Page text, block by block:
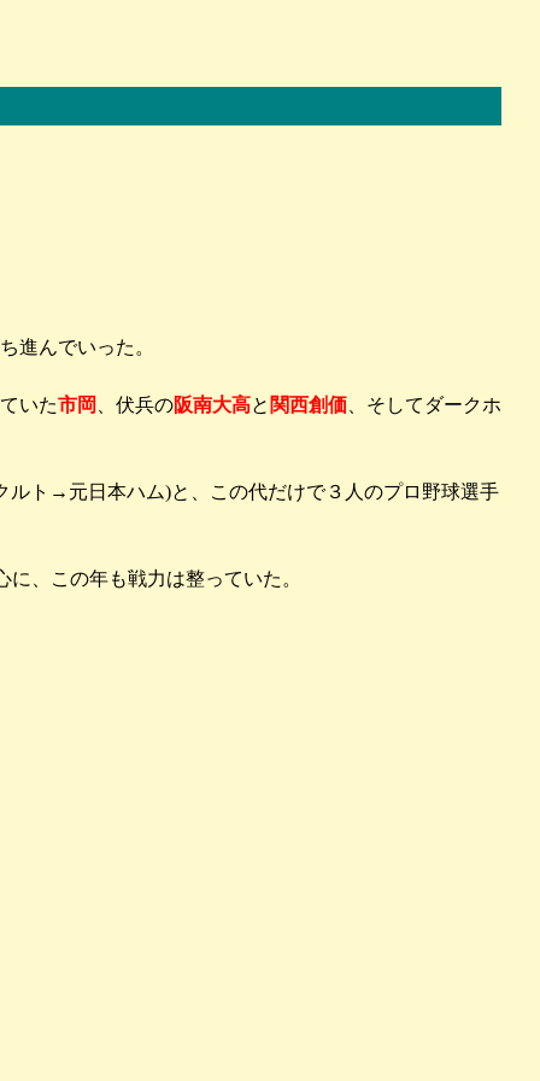
進んでいった。
いた市岡 、伏兵の阪南大高と 関西創価 、そしてダークホ
ルト→元日本ハム)と、この代だけで３人のプロ野球選手
、この年も戦力は整っていた。